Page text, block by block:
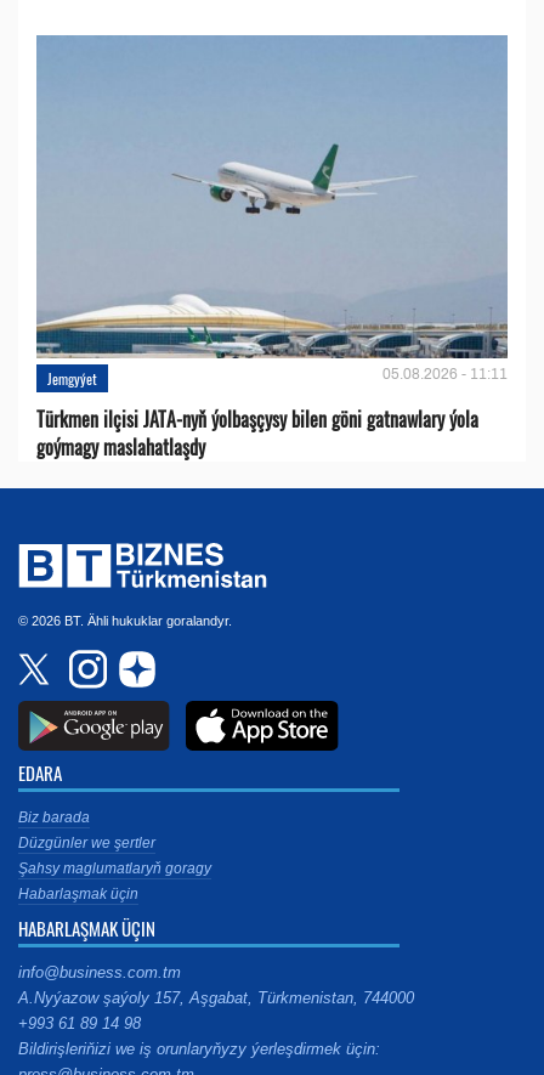
Jemgyýet 05.08.2026 - 11:11
Türkmen ilçisi JATA-nyň ýolbaşçysy bilen göni gatnawlary ýola
goýmagy maslahatlaşdy
© 2026 BT. Ähli hukuklar goralandyr.
EDARA
Biz barada
Düzgünler we şertler
Şahsy maglumatlaryň goragy
Habarlaşmak üçin
HABARLAŞMAK ÜÇIN
info@business.com.tm
A.Nyýazow şaýoly 157, Aşgabat, Türkmenistan, 744000
+993 61 89 14 98
Bildirişleriňizi we iş orunlaryňyzy ýerleşdirmek üçin: